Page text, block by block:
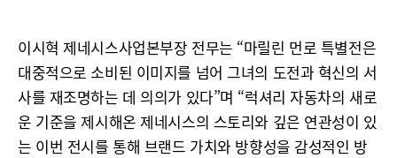
이시혁 제네시스사업본부장 전무는 “마릴린 먼로 특별전은
대중적으로 소비된 이미지를 넘어 그녀의 도전과 혁신의 서
사를 재조명하는 데 의의가 있다”며 “럭셔리 자동차의 새로
운 기준을 제시해온 제네시스의 스토리와 깊은 연관성이 있
는 이번 전시를 통해 브랜드 가치와 방향성을 감성적인 방